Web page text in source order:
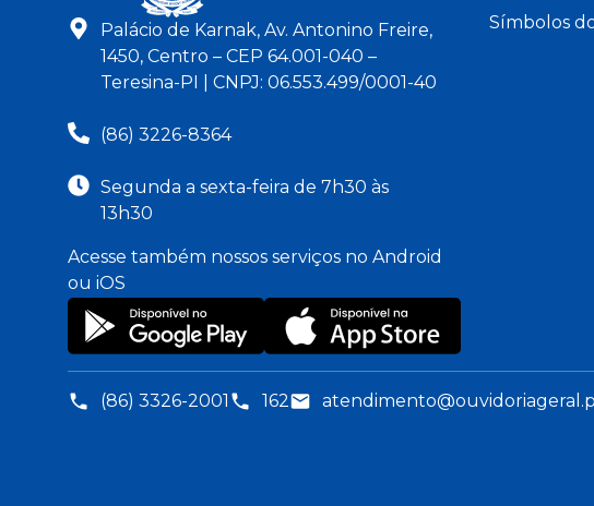
Palácio de Karnak, Av. Antonino Freire,
1450, Centro – CEP 64.001-040 –
Teresina-PI | CNPJ: 06.553.499/0001-40
(86) 3226-8364
Segunda a sexta-feira de 7h30 às
13h30
Acesse também nossos serviços no Android
ou iOS
Símbolos
(86) 3326-2001 162